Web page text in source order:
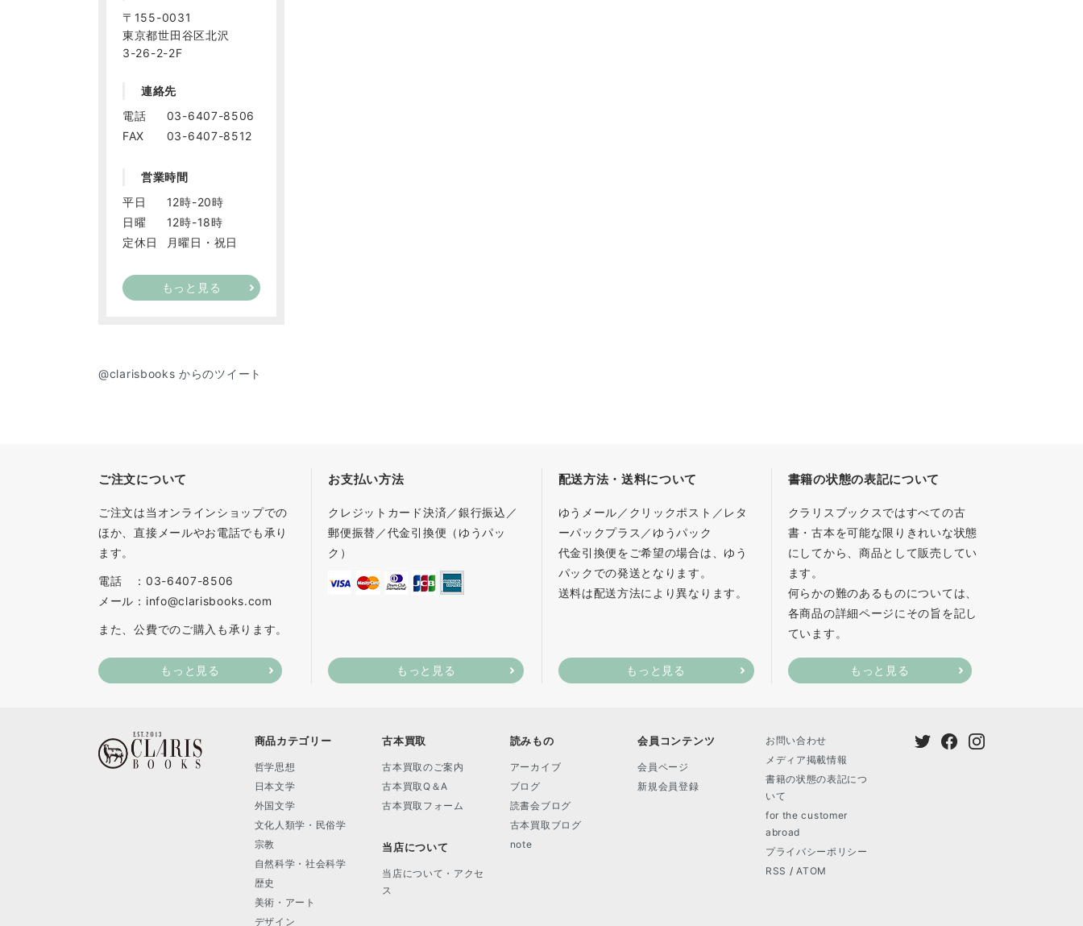
〒155-0031
東京都世田谷区北沢
3-26-2-2F
連絡先
電話
03-6407-8506
FAX
03-6407-8512
営業時間
平日
12時-20時
日曜
12時-18時
定休日
月曜日・祝日
もっと見る
@clarisbooks からのツイート
ご注文について
ご注文は当オンラインショップでの
ほか、直接メールやお電話でも承り
ます。
電話 ：03-6407-8506
メール：info@clarisbooks.com
また、公費でのご購入も承ります。
もっと見る
お支払い方法
クレジットカード決済／銀行振込／
郵便振替／代金引換便（ゆうパッ
ク）
もっと見る
配送方法・送料について
ゆうメール／クリックポスト／レタ
ーパックプラス／ゆうパック
代金引換便をご希望の場合は、ゆう
パックでの発送となります。
送料は配送方法により異なります。
もっと見る
書籍の状態の表記について
クラリスブックスではすべての古
書・古本を可能な限りきれいな状態
にしてから、商品として販売してい
ます。
何らかの難のあるものについては、
各商品の詳細ページにその旨を記し
ています。
もっと見る
商品カテゴリー
哲学思想
日本文学
外国文学
文化人類学・民俗学
宗教
自然科学・社会科学
歴史
美術・アート
デザイン
古本買取
古本買取のご案内
古本買取Q＆A
古本買取フォーム
当店について
当店について・アクセ
ス
読みもの
アーカイブ
ブログ
読書会ブログ
古本買取ブログ
note
会員コンテンツ
会員ページ
新規会員登録
お問い合わせ
メディア掲載情報
書籍の状態の表記につ
いて
for the customer
abroad
プライバシーポリシー
RSS /ATOM